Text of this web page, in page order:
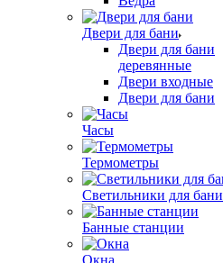
Двери для бани
Двери для бани
деревянные
Двери входные
Двери для бани
Часы
Термометры
Светильники для бани
Банные станции
Окна